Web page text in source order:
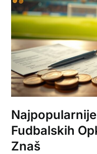
Fudbalskih
Znaš